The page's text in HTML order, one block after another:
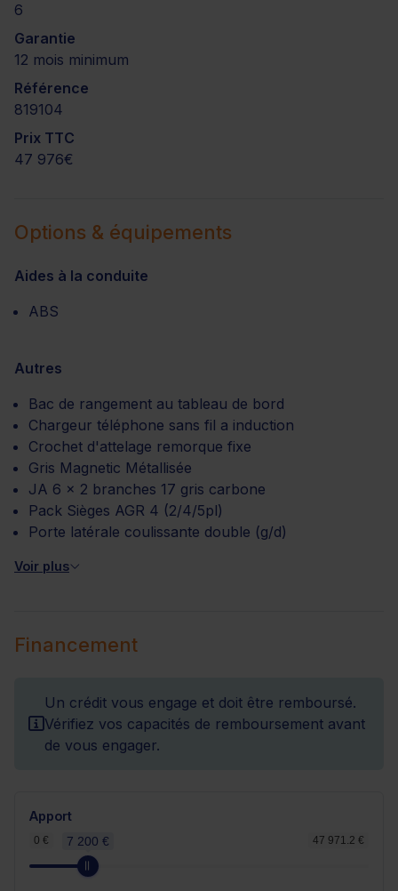
6
Garantie
12 mois minimum
Référence
819104
Prix TTC
47 976€
Options & équipements
Aides à la conduite
ABS
Autres
Bac de rangement au tableau de bord
Chargeur téléphone sans fil a induction
Crochet d'attelage remorque fixe
Gris Magnetic Métallisée
JA 6 x 2 branches 17 gris carbone
Pack Sièges AGR 4 (2/4/5pl)
Porte latérale coulissante double (g/d)
Voir plus
Financement
Un crédit vous engage et doit être remboursé.
Vérifiez vos capacités de remboursement avant
de vous engager.
Apport
0 € 47 971.2 €
7 200 €